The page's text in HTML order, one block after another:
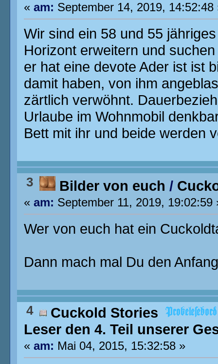
«am: September 14, 2019, 14:52:48
Wir sind ein 58 und 55
Horizont erweitern und
er hat eine devote Ader ist ist
damit haben, von ihm
zärtlich verwöhnt.
Urlaube im Wohnmobil
Bett mit ihr und beide werden
3 Bilder von euch /
«am: September 11, 2019, 19:02:59
Wer von euch hat ein
Dann mach mal Du den
4
Cuckold Stories
Leser den 4. Teil unserer
«am: Mai 04, 2015, 15:32:58 »